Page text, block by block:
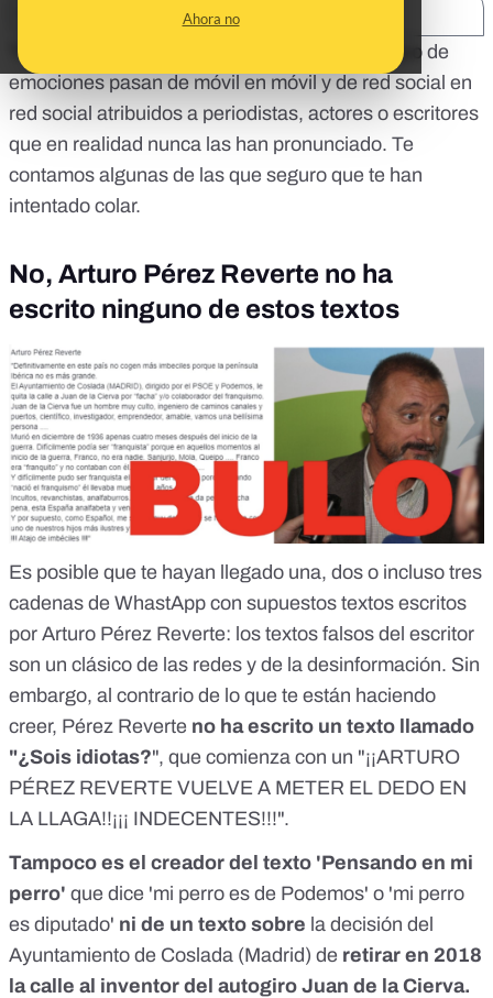
Ahora no
Textos o declaraciones que despiertan todo tipo de
emociones pasan de móvil en móvil y de red social en
red social atribuidos a periodistas, actores o escritores
que en realidad nunca las han pronunciado. Te
contamos algunas de las que seguro que te han
intentado colar.
No, Arturo Pérez Reverte no ha
escrito ninguno de estos textos
Es posible que te hayan llegado una, dos o incluso tres
cadenas de WhastApp con supuestos textos escritos
por Arturo Pérez Reverte: los textos falsos del escritor
son un clásico de las redes y de la desinformación. Sin
embargo, al contrario de lo que te están haciendo
creer, Pérez Reverte no ha escrito un texto llamado
"¿Sois idiotas?", que comienza con un "¡¡ARTURO
PÉREZ REVERTE VUELVE A METER EL DEDO EN
LA LLAGA!!¡¡¡ INDECENTES!!!".
Tampoco es el creador del texto 'Pensando en mi
perro' que dice 'mi perro es de Podemos' o 'mi perro
es diputado' ni de un texto sobre la decisión del
Ayuntamiento de Coslada (Madrid) de retirar en 2018
la calle al inventor del autogiro Juan de la Cierva.